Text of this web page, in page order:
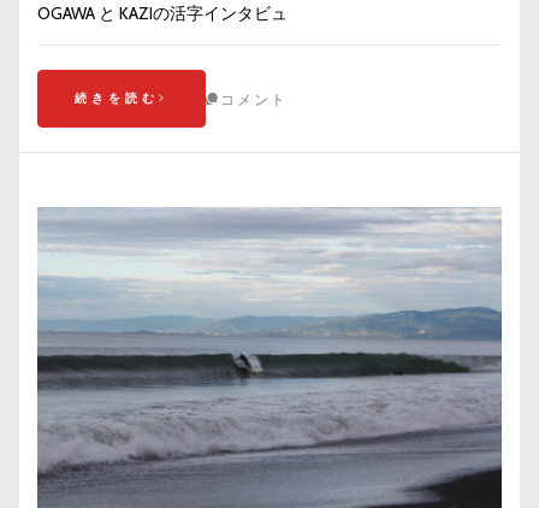
OGAWA と KAZIの活字インタビュ
続きを読む コメント